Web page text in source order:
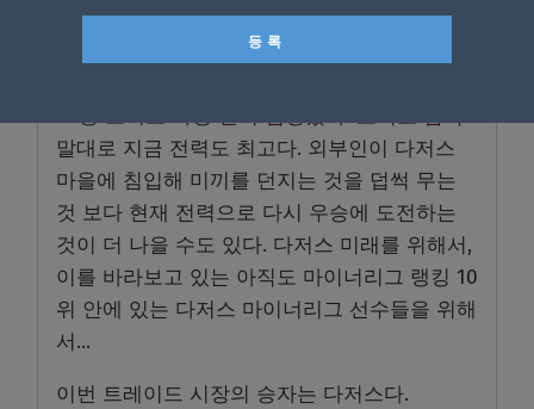
다저스는 지금 전력으로도 메이저리그 전체 승
말대로 지금 전력도 최고다. 외부인이 다저스
마을에 침입해 미끼를 던지는 것을 덥썩 무는
것 보다 현재 전력으로 다시 우승에 도전하는
것이 더 나을 수도 있다. 다저스 미래를 위해서,
이를 바라보고 있는 아직도 마이너리그 랭킹 10
위 안에 있는 다저스 마이너리그 선수들을 위해
서…
이번 트레이드 시장의 승자는 다저스다.